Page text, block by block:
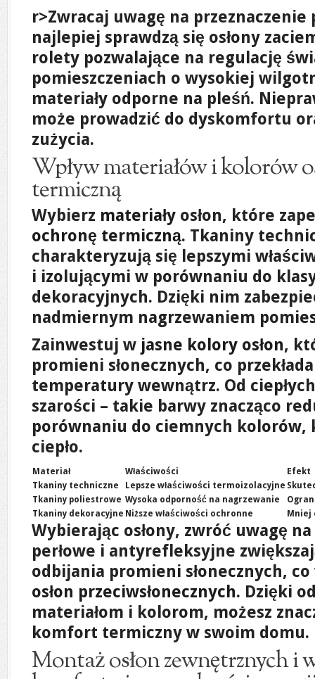
r>Zwracaj uwagę na
najlepiej sprawdzą się osłony
rolety pozwalające na regulację
pomieszczeniach o wysokiej
materiały odporne na pleśń.
może prowadzić do dyskomfortu
zużycia.
Wpływ materiałów i kolorów
termiczną
Wybierz materiały osłon, które
ochronę termiczną. Tkaniny
charakteryzują się lepszymi
i izolującymi w porównaniu do
dekoracyjnych. Dzięki nim
nadmiernym nagrzewaniem
Zainwestuj w jasne kolory osłon,
promieni słonecznych, co
temperatury wewnątrz. Od
szarości – takie barwy znacząco
porównaniu do ciemnych
ciepło.
Materiał Właściwości
Efekt
Tkaniny techniczne
Lepsze właściwości termoizolacyjne
Tkaniny poliestrowe Wysoka odporność na nagrzewanie
Tkaniny dekoracyjne Niższe właściwości ochronne Mniej
Wybierając osłony, zwróć uwagę na
perłowe i antyrefleksyjne
odbijania promieni słonecznych,
osłon przeciwsłonecznych. Dzięki
materiałom i kolorom, możesz
komfort termiczny w swoim domu.
Montaż osłon zewnętrznych i